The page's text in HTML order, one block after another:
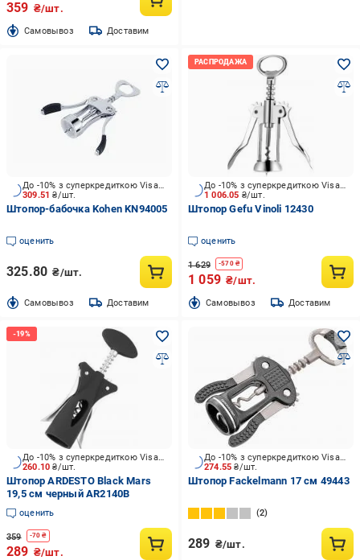
359 ₴/шт.
Cамовывоз Доставим
309.51₴/шт.
До -10% з суперкредиткою Visa Вигода
Штопор-бабочка Kohen KN94005
оценить
325.80 ₴/шт.
Cамовывоз Доставим
1 006.05 ₴/шт.
До -10% з суперкредиткою Visa Вигода
Штопор Gefu Vinoli 12430
оценить
1 629 -570₴
1 059 ₴/шт.
Cамовывоз Доставим
260.10₴/шт.
До -10% з суперкредиткою Visa Вигода
Штопор ARDESTO Black Mars
19,5 см черный AR2140B
оценить
359 -70 ₴
289 ₴/шт.
274.55₴/шт.
До -10% з суперкредиткою Visa Вигода
Штопор Fackelmann 17 см 49443
2
289 ₴/шт.